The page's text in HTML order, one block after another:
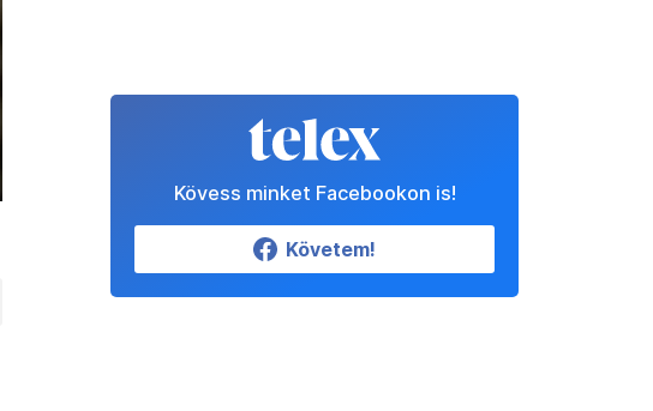
Kövess minket Facebookon is!
Követem!